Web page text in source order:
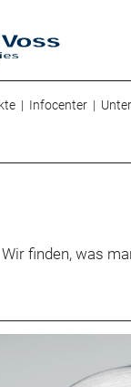
Infocenter
Wir finden, was